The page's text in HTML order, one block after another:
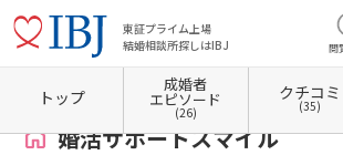
東証プライム上場
結婚相談所探しはIBJ
閲
ホーム 奈良県の結婚相談所 婚活サポートスマイル カウ
婚活サポートスマイル
トップ
成婚者
エピソード
(26)
クチコミ
(35)